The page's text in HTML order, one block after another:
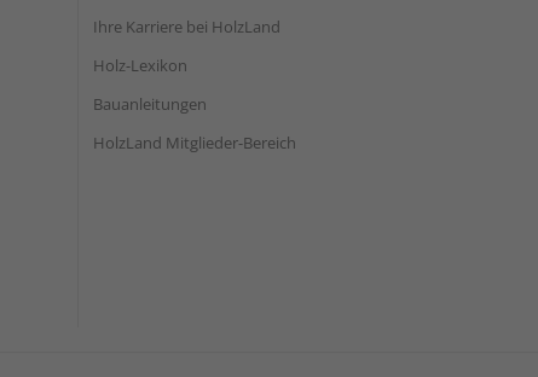
Ihre Karriere bei HolzLand
Holz-Lexikon
Bauanleitungen
HolzLand Mitglieder-Bereich